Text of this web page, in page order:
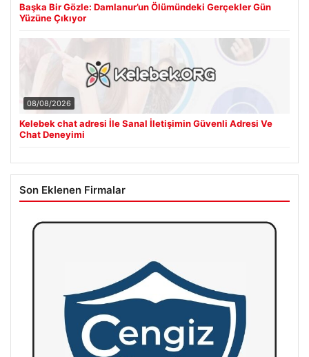
Başka Bir Gözle: Damlanur’un Ölümündeki Gerçekler Gün
Yüzüne Çıkıyor
08/08/2026
Kelebek chat adresi İle Sanal İletişimin Güvenli Adresi Ve
Chat Deneyimi
Son Eklenen Firmalar